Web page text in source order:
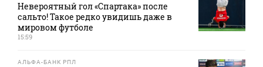
Невероятный гол «Спартака» после
сальто! Такое редко увидишь даже в
мировом футболе
15:59
АЛЬФА-БАНК РПЛ